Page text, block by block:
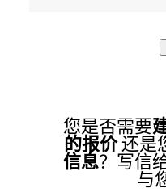
您是否需要
的报价还是
信息？写信
与